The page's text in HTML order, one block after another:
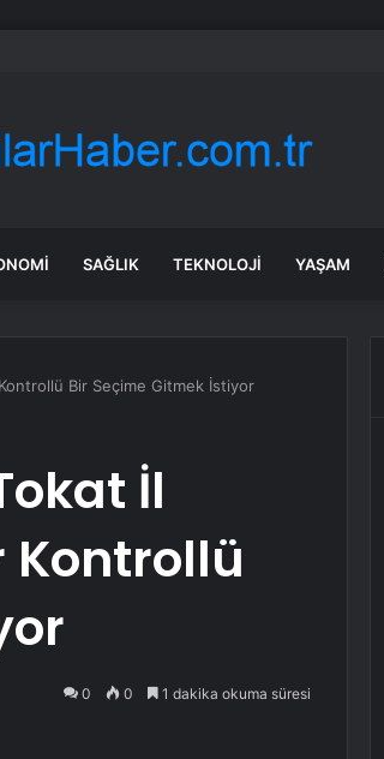
satmayacaklarını söyledi
SAĞLIK TEKNOLOJI YAŞAM
Bir Seçime Gitmek İstiyor
İl
Kontrollü
0 0 1 dakika okuma süresi